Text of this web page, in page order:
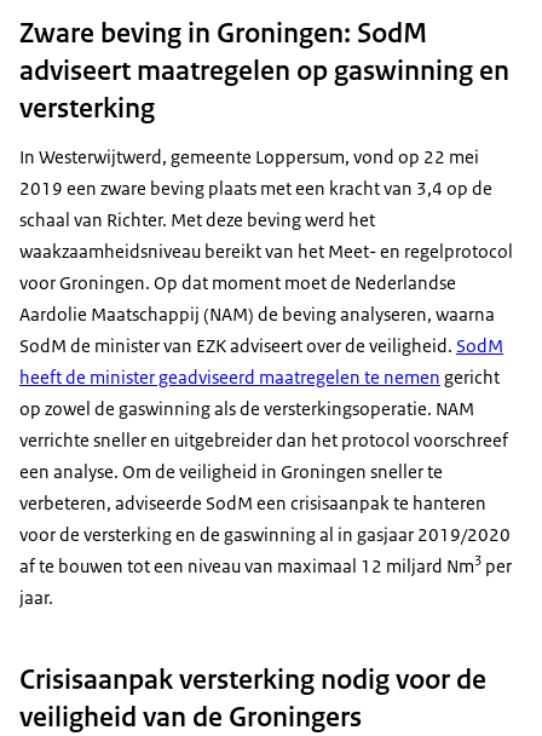
Zware beving in Groningen: SodM
adviseert maatregelen op gaswinning en
versterking
In Westerwijtwerd, gemeente Loppersum, vond op 22 mei
2019 een zware beving plaats met een kracht van 3,4 op de
schaal van Richter. Met deze beving werd het
waakzaamheidsniveau bereikt van het Meet- en regelprotocol
voor Groningen. Op dat moment moet de Nederlandse
Aardolie Maatschappij (NAM) de beving analyseren, waarna
SodM de minister van EZK adviseert over de veiligheid. SodM
heeft de minister geadviseerd maatregelen te nemen gericht
op zowel de gaswinning als de versterkingsoperatie. NAM
verrichte sneller en uitgebreider dan het protocol voorschreef
een analyse. Om de veiligheid in Groningen sneller te
verbeteren, adviseerde SodM een crisisaanpak te hanteren
voor de versterking en de gaswinning al in gasjaar 2019/2020
af te bouwen tot een niveau van maximaal 12 miljard Nm3 per
jaar.
Crisisaanpak versterking nodig voor de
veiligheid van de Groningers